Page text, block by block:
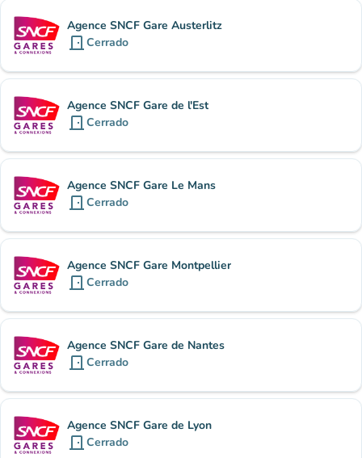
Agence SNCF Gare Austerlitz
door_front Cerrado
Agence SNCF Gare de l'Est
door_front Cerrado
Agence SNCF Gare Le Mans
door_front Cerrado
Agence SNCF Gare Montpellier
door_front Cerrado
Agence SNCF Gare de Nantes
door_front Cerrado
Agence SNCF Gare de Lyon
door_front Cerrado